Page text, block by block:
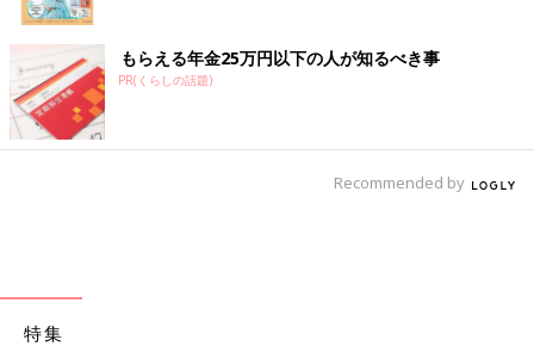
もらえる年金25万円以下の人が知るべき事
PR(くらしの話題)
Recommended by
特集